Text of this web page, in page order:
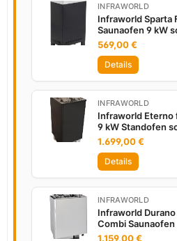
INFRAWORLD
Infraworld Sparta
Saunaofen 9 kW
Saunasteine
569,00 €
Details
INFRAWORLD
Infraworld Eterno
9 kW Standofen
Saunasteine
1.699,00 €
Details
INFRAWORLD
Infraworld
Combi
1.159,00 €